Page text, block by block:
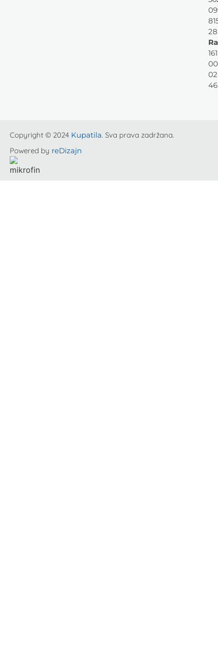
28
46
Copyright © 2024 Kupatila. Sva prava zadržana.
Powered by reDizajn